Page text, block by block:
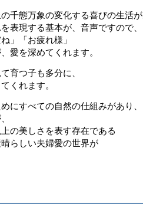
千態万象の変化する喜びの生活
表現する基本が、音声ですので、
」「お疲れ様」
愛を深めてくれます。
育つ子も多分に、
くれます。
にすべての自然の仕組みがあり、
の美しさを表す存在である
らしい夫婦愛の世界が